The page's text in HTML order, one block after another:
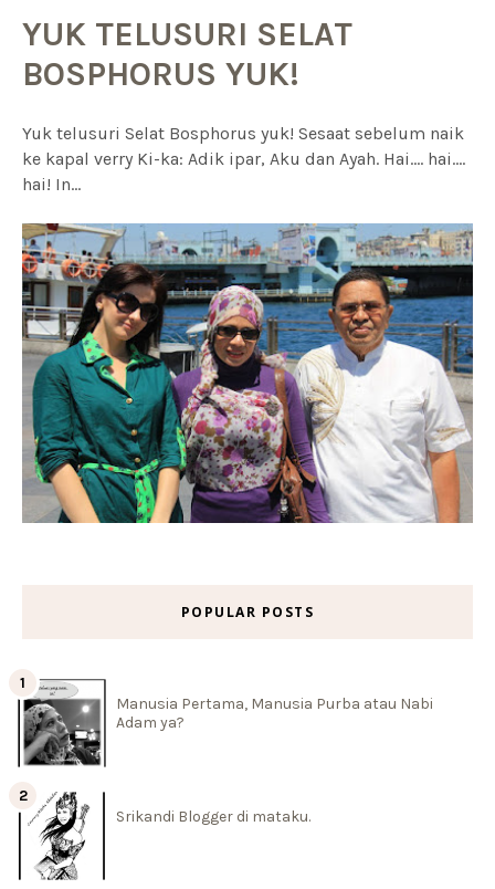
YUK TELUSURI SELAT
BOSPHORUS YUK!
Yuk telusuri Selat Bosphorus yuk! Sesaat sebelum naik
ke kapal verry Ki-ka: Adik ipar, Aku dan Ayah. Hai.... hai....
hai! In...
POPULAR POSTS
Manusia Pertama, Manusia Purba atau Nabi
Adam ya?
Srikandi Blogger di mataku.